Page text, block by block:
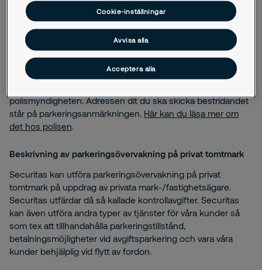
Vill du veta hur personuppgifterna behandlas?
På kommunal gatumark är det aktuell kommun som ansvarar
för personuppgifterna.
Om du vill bestrida en parkeringsanmärkning
polismyndigheten. Adressen dit du ska skicka bestridandet
står på parkeringsanmärkningen. Här kan du läsa mer om
det hos polisen.
Beskrivning av parkeringsövervakning på privat tomtmark
Securitas kan utföra parkeringsövervakning på privat
tomtmark på uppdrag av privata mark-/fastighetsägare.
Securitas utfärdar då så kallade kontrollavgifter. Securitas
kan även utföra andra typer av tjänster för våra kunder så
som tex att tillhandahålla parkeringstillstånd,
betalningsmöjligheter vid avgiftsparkering och vara våra
kunder behjälplig vid flytt av fordon.
Cookie-inställningar
Avvisa alla
Acceptera alla